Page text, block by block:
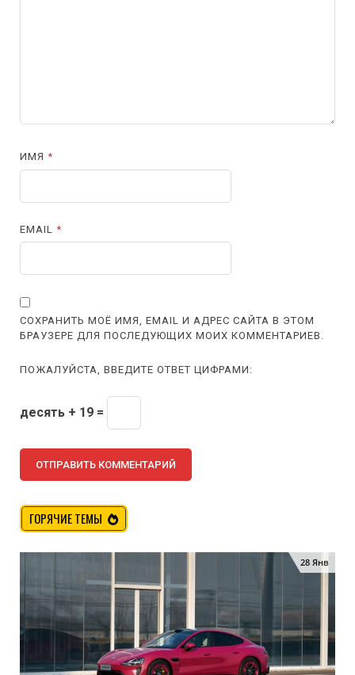
ИМЯ*
EMAIL*
СОХРАНИТЬ МОЁ ИМЯ, EMAIL И АДРЕС САЙТА В ЭТОМ
БРАУЗЕРЕ ДЛЯ ПОСЛЕДУЮЩИХ МОИХ КОММЕНТАРИЕВ.
ПОЖАЛУЙСТА, ВВЕДИТЕ ОТВЕТ ЦИФРАМИ:
десять + 19 =
ГОРЯЧИЕ ТЕМЫ
28 Янв